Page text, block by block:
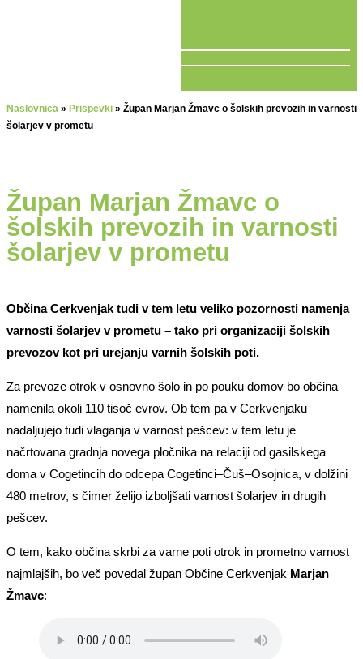
Naslovnica » Prispevki » Župan Marjan Žmavc o šolskih prevozih in varnosti
šolarjev v prometu
Župan Marjan Žmavc o
šolskih prevozih in varnosti
šolarjev v prometu
Občina Cerkvenjak tudi v tem letu veliko pozornosti namenja
varnosti šolarjev v prometu – tako pri organizaciji šolskih
prevozov kot pri urejanju varnih šolskih poti.
Za prevoze otrok v osnovno šolo in po pouku domov bo občina
namenila okoli 110 tisoč evrov. Ob tem pa v Cerkvenjaku
nadaljujejo tudi vlaganja v varnost pešcev: v tem letu je
načrtovana gradnja novega pločnika na relaciji od gasilskega
doma v Cogetincih do odcepa Cogetinci–Čuš–Osojnica, v dolžini
480 metrov, s čimer želijo izboljšati varnost šolarjev in drugih
pešcev.
O tem, kako občina skrbi za varne poti otrok in prometno varnost
najmlajših, bo več povedal župan Občine Cerkvenjak Marjan
Žmavc: